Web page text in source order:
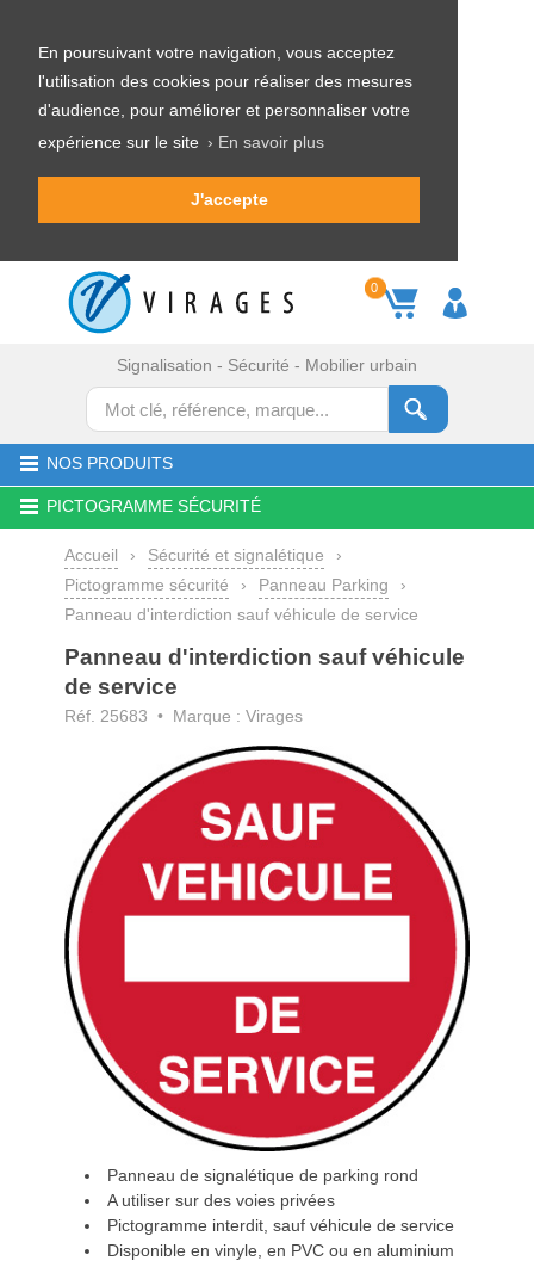
En poursuivant votre navigation, vous acceptez
l'utilisation des cookies pour réaliser des mesures
d'audience, pour améliorer et personnaliser votre
expérience sur le site › En savoir plus
J'accepte
0
Signalisation - Sécurité - Mobilier urbain
NOS PRODUITS
PICTOGRAMME SÉCURITÉ
Accueil › Sécurité et signalétique
›
Pictogramme sécurité
› Panneau Parking
›
Panneau d'interdiction sauf véhicule de service
Panneau d'interdiction sauf véhicule
de service
Réf. 25683 • Marque : Virages
Panneau de signalétique de parking rond
A utiliser sur des voies privées
Pictogramme interdit, sauf véhicule de service
Disponible en vinyle, en PVC ou en aluminium